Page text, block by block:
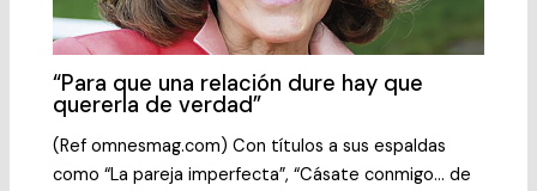
“Para que una relación dure hay que
quererla de verdad”
(Ref omnesmag.com) Con títulos a sus espaldas
como “La pareja imperfecta”, “Cásate conmigo… de